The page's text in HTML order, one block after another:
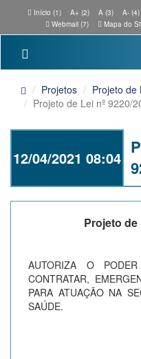
Início (1) A+ (2) A (3) A- (4)
Webmail (7)
Mapa do
Projetos
Projeto de
Projeto de Lei nº 9220/
12/04/2021 08:04
Projeto de
AUTORIZA O
CONTRATAR,
PARA ATUAÇÃO NA
SAÚDE.